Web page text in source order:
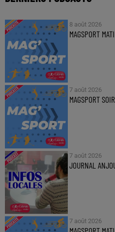
8 août 2026
MAGSPORT
7 août 2026
MAGSPORT
7 août 2026
JOURNAL
7 août 2026